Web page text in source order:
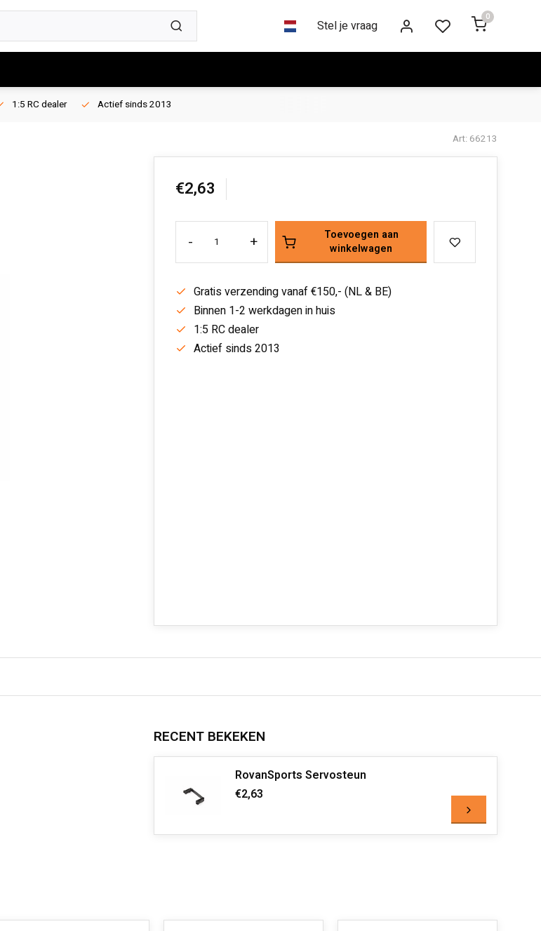
Stel je vraag
0
1:5 RC dealer Actief sinds 2013
Art: 66213
€2,63
- +
Toevoegen aan
winkelwagen
Gratis verzending vanaf €150,- (NL & BE)
Binnen 1-2 werkdagen in huis
1:5 RC dealer
Actief sinds 2013
RECENT BEKEKEN
RovanSports Servosteun
€2,63